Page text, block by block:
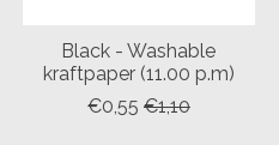
Black - Washable
kraftpaper (11.00 p.m)
€0,55 €1,10